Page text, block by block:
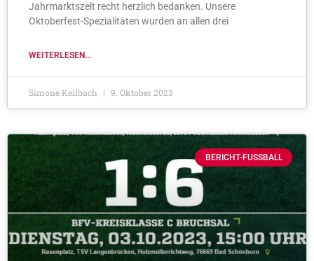
Jahrmarktszelt recht herzlich bedanken. Unsere
Oktoberfest-Spezialitäten wurden an allen drei
WEITERLESEN...
Simone Keilbach 9. Oktober 2023
BERICHT-FUSSBALL